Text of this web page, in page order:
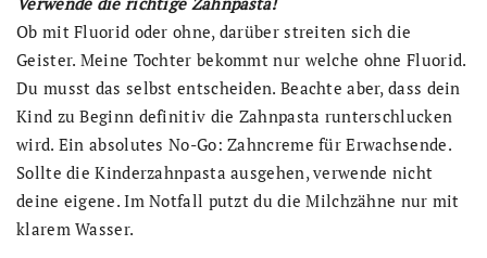
Ob mit Fluorid oder ohne, darüber streiten sich die
Geister. Meine Tochter bekommt nur welche ohne Fluorid.
Du musst das selbst entscheiden. Beachte aber, dass dein
Kind zu Beginn definitiv die Zahnpasta runterschlucken
wird. Ein absolutes No-Go: Zahncreme für Erwachsende.
Sollte die Kinderzahnpasta ausgehen, verwende nicht
deine eigene. Im Notfall putzt du die Milchzähne nur mit
klarem Wasser.